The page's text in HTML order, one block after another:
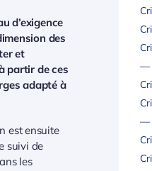
d’exigence
des
et
partir de ces
adapté à
est ensuite
suivi de
les
—
—